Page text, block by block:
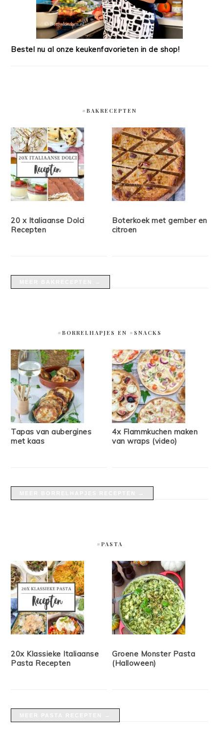
Bestel nu al onze keukenfavorieten in de shop!
#BAKRECEPTEN
20 x Italiaanse Dolci
Recepten
Boterkoek met gember en
citroen
#BORRELHAPJES EN #SNACKS
Tapas van aubergines
met kaas
4x Flammkuchen maken
van wraps (video)
#PASTA
20x Klassieke Italiaanse
Pasta Recepten
Groene Monster Pasta
(Halloween)